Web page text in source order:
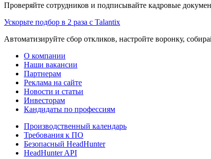
Проверяйте сотрудников и подписывайте кадровые
Ускорьте подбор в 2 раза с Talantix
Автоматизируйте сбор откликов, настройте воронку,
О компании
Наши вакансии
Партнерам
Реклама на сайте
Новости и статьи
Инвесторам
Кандидаты по профессиям
Производственный календарь
Требования к ПО
Безопасный HeadHunter
HeadHunter API